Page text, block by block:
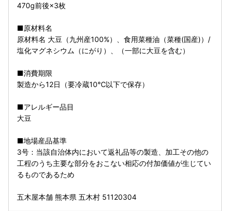
470g前後×3枚
■原材料名
原材料名 大豆（九州産100%）、食用菜種油（菜種(国産)）/
塩化マグネシウム（にがり）、（一部に大豆を含む）
■消費期限
製造から12日（要冷蔵10℃以下で保存）
■アレルギー品目
大豆
■地場産品基準
3号：当該自治体内において返礼品等の製造、加工その他の
工程のうち主要な部分をおこない相応の付加価値が生じてい
るものであるため
五木屋本舗 熊本県 五木村 51120304